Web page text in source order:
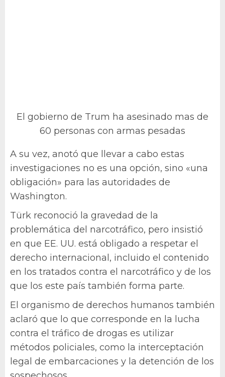
El gobierno de Trum ha asesinado mas de
60 personas con armas pesadas
A su vez, anotó que llevar a cabo estas
investigaciones no es una opción, sino «una
obligación» para las autoridades de
Washington.
Türk reconoció la gravedad de la
problemática del narcotráfico, pero insistió
en que EE. UU. está obligado a respetar el
derecho internacional, incluido el contenido
en los tratados contra el narcotráfico y de los
que los este país también forma parte.
El organismo de derechos humanos también
aclaró que lo que corresponde en la lucha
contra el tráfico de drogas es utilizar
métodos policiales, como la interceptación
legal de embarcaciones y la detención de los